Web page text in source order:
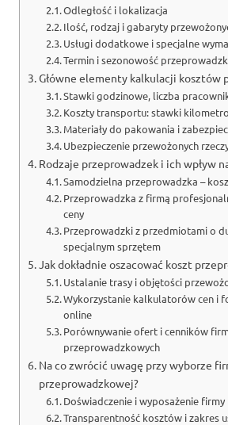
Odległość i lokalizacja
Ilość, rodzaj i gabaryty
Usługi dodatkowe i specjalne
Termin i sezonowość
Główne elementy kalkulacji kosztów
Stawki godzinowe, liczba
Koszty transportu: stawki
Materiały do pakowania i
Ubezpieczenie przewożonych
Rodzaje przeprowadzek i ich wpływ
Samodzielna przeprowadzka –
Przeprowadzka z firmą
ceny
Przeprowadzki z przedmiotami o
specjalnym sprzętem
Jak dokładnie oszacować koszt
Ustalanie trasy i objętości
Wykorzystanie kalkulatorów cen i
online
Porównywanie ofert i cenników
przeprowadzkowych
Na co zwrócić uwagę przy wyborze
przeprowadzkowej?
Doświadczenie i wyposażenie firmy
Transparentność kosztów i zakres